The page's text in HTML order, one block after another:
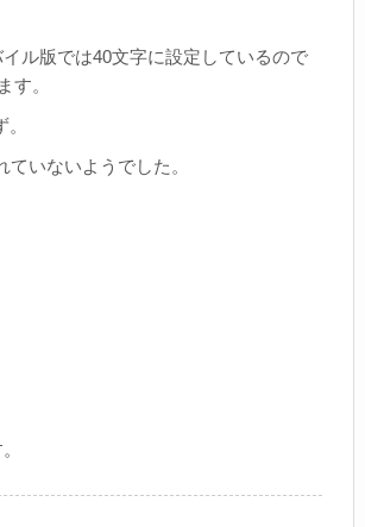
ル版では40文字に設定しているので
す。
いないようでした。